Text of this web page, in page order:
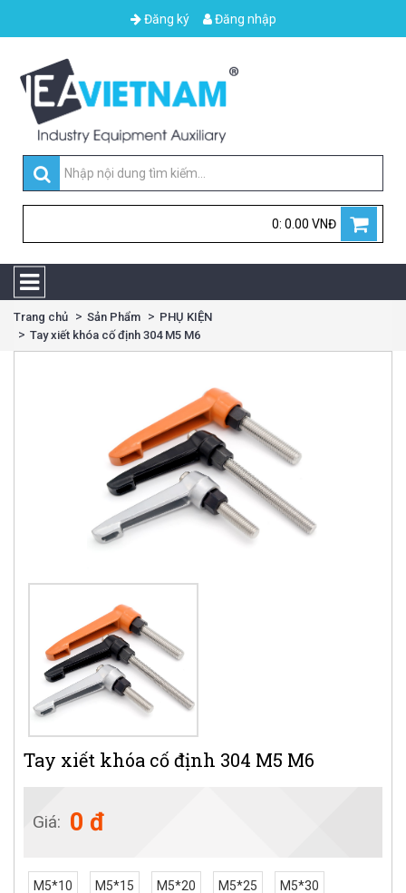
Đăng ký Đăng nhập
0: 0.00 VNĐ
Trang chủ Sản Phẩm
PHỤ KIỆN
Tay xiết khóa cố định 304 M5 M6
Tay xiết khóa cố định 304 M5 M6
Giá: 0 đ
M5*10 M5*15 M5*20 M5*25 M5*30